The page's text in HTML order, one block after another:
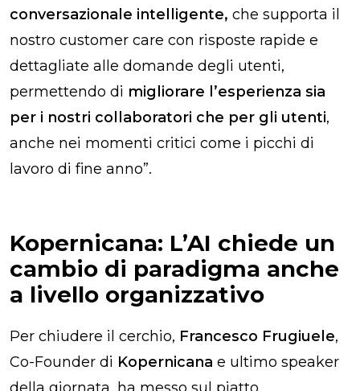
conversazionale intelligente, che supporta il
nostro customer care con risposte rapide e
dettagliate alle domande degli utenti,
permettendo di migliorare l’esperienza sia
per i nostri collaboratori che per gli utenti,
anche nei momenti critici come i picchi di
lavoro di fine anno”.
Kopernicana: L’AI chiede un
cambio di paradigma anche
a livello organizzativo
Per chiudere il cerchio, Francesco Frugiuele,
Co-Founder di Kopernicana e ultimo speaker
della giornata, ha messo sul piatto